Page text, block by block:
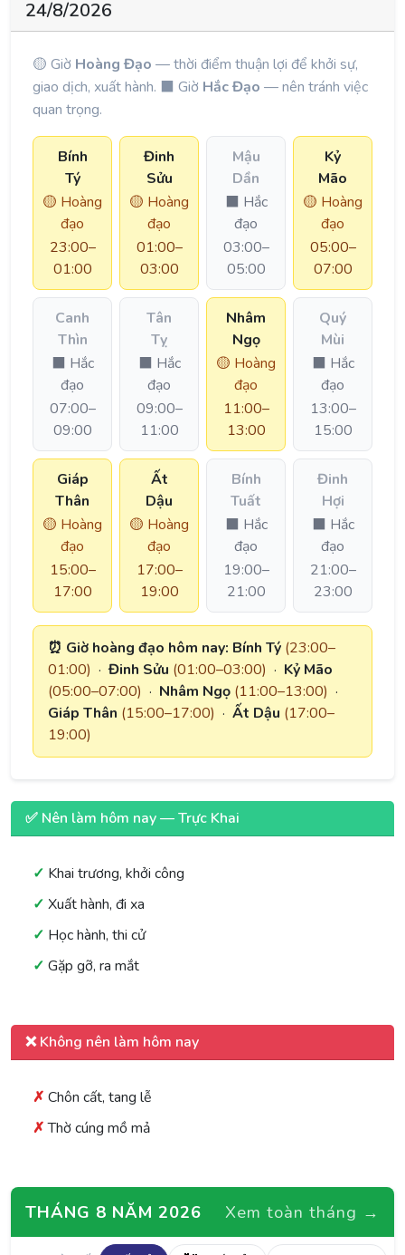
24/8/2026
🟡 Giờ Hoàng Đạo — thời điểm thuận lợi để khởi sự,
giao dịch, xuất hành. ⬛ Giờ Hắc Đạo — nên tránh việc
quan trọng.
Bính
Tý
🟡 Hoàng
đạo
23:00–
01:00
Đinh
Sửu
🟡 Hoàng
đạo
01:00–
03:00
Mậu
Dần
⬛ Hắc
đạo
03:00–
05:00
Kỷ
Mão
🟡 Hoàng
đạo
05:00–
07:00
Canh
Thìn
⬛ Hắc
đạo
07:00–
09:00
Tân
Tỵ
⬛ Hắc
đạo
09:00–
11:00
Nhâm
Ngọ
🟡 Hoàng
đạo
11:00–
13:00
Quý
Mùi
⬛ Hắc
đạo
13:00–
15:00
Giáp
Thân
🟡 Hoàng
đạo
15:00–
17:00
Ất
Dậu
🟡 Hoàng
đạo
17:00–
19:00
Bính
Tuất
⬛ Hắc
đạo
19:00–
21:00
Đinh
Hợi
⬛ Hắc
đạo
21:00–
23:00
⏰ Giờ hoàng đạo hôm nay: Bính Tý (23:00–
01:00) ·Đinh Sửu (01:00–03:00) · Kỷ Mão
(05:00–07:00) · Nhâm Ngọ (11:00–13:00) ·
Giáp Thân (15:00–17:00) · Ất Dậu (17:00–
19:00)
✅ Nên làm hôm nay — Trực Khai
Khai trương, khởi công
Xuất hành, đi xa
Học hành, thi cử
Gặp gỡ, ra mắt
❌ Không nên làm hôm nay
Chôn cất, tang lễ
Thờ cúng mồ mả
THÁNG 8 NĂM 2026 Xem toàn tháng →